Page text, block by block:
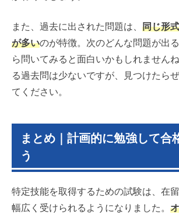
また、過去に出された問題は、 同じ形
が多いのが特徴。次のどんな問題が出
ら問いてみると面白いかもしれません
る過去問は少ないですが、見つけたら
てください。
まとめ｜計画的に勉強して合
う
特定技能を取得するための試験は、在
幅広く受けられるようになりました。